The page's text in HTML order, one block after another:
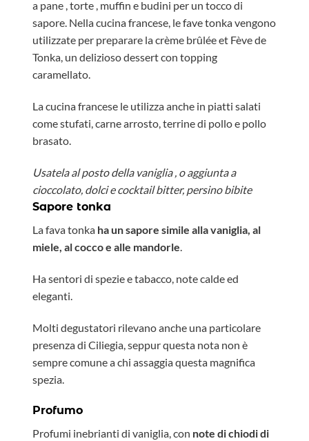
a pane , torte , muffin e budini per un tocco di
sapore. Nella cucina francese, le fave tonka vengono
utilizzate per preparare la crème brûlée et Fève de
Tonka, un delizioso dessert con topping
caramellato.
La cucina francese le utilizza anche in piatti salati
come stufati, carne arrosto, terrine di pollo e pollo
brasato.
Usatela al posto della vaniglia , o aggiunta a
cioccolato, dolci e cocktail bitter, persino bibite
Sapore tonka
La fava tonka ha un sapore simile alla vaniglia, al
miele, al cocco e alle mandorle.
Ha sentori di spezie e tabacco, note calde ed
eleganti.
Molti degustatori rilevano anche una particolare
presenza di Ciliegia, seppur questa nota non è
sempre comune a chi assaggia questa magnifica
spezia.
Profumo
Profumi inebrianti di vaniglia, con note di chiodi di